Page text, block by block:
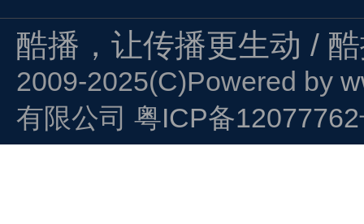
酷播，让传播更生动 /
2009-2025(C)Powered by
有限公司 粤ICP备